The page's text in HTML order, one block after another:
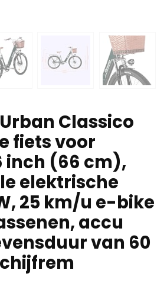
Classico
fiets voor
inch (66 cm),
elektrische
25 km/u e-bike
accu
van 60